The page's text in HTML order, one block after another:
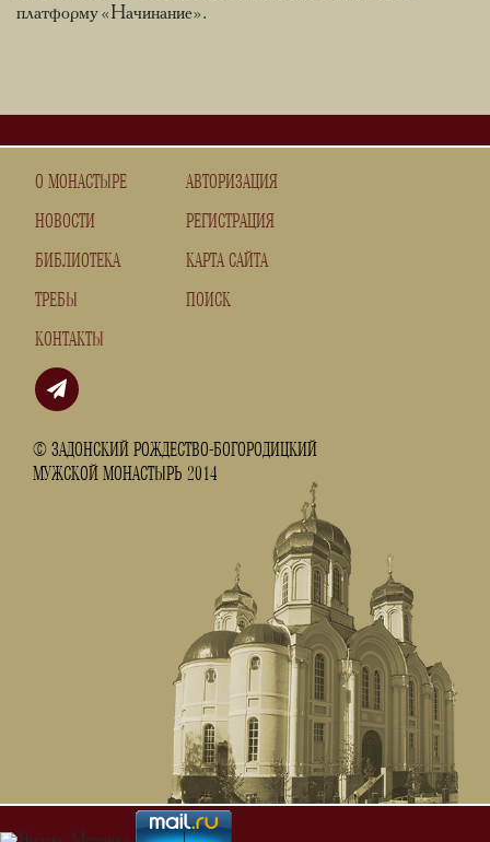
платформу «Начинание».
О МОНАСТЫРЕ
НОВОСТИ
БИБЛИОТЕКА
ТРЕБЫ
КОНТАКТЫ
© ЗАДОНСКИЙ РОЖДЕСТВО-БОГОРОДИЦКИЙ
МУЖСКОЙ МОНАСТЫРЬ 2014
АВТОРИЗАЦИЯ
РЕГИСТРАЦИЯ
КАРТА САЙТА
ПОИСК